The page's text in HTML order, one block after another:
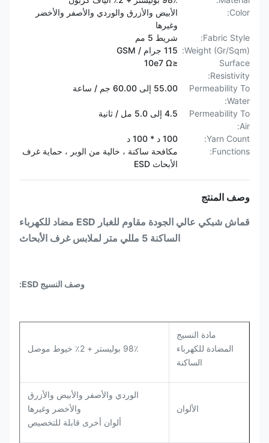
Color:
الأبيض والأزرق والوردي والأصفر والأخضر
وغيرها
Fabric Style:
شريط 5 مم
Weight (Gr/Sqm):
115 جرام / GSM
Surface
Resistivity:
≤10e7 Ω
Permeability To
Water:
55.00 إلى 60.00 جم / ساعة
Permeability To
Air:
4.5 إلى 5.0 مل / ثانية
Yarn Count:
100 د * 100 د
Functions:
مكافحة ساكنة ، خالية من الوبر ، حماية غرف
الأبحاث ESD
وصف المنتج
قماش شبكي عالي الجودة مقاوم للغبار ESD مضاد للكهرباء
الساكنة 5 مللي متر لملابس غرف الأبحاث
وصف النسيج ESD:
مادة النسيج
المضادة للكهرباء
الساكنة
98٪ بوليستر + 2٪ خيوط موصل
الألوان
الوردي والأصفر والأبيض والأزرق
والأخضر وغيرها
ألوان أخرى قابلة للتخصيص